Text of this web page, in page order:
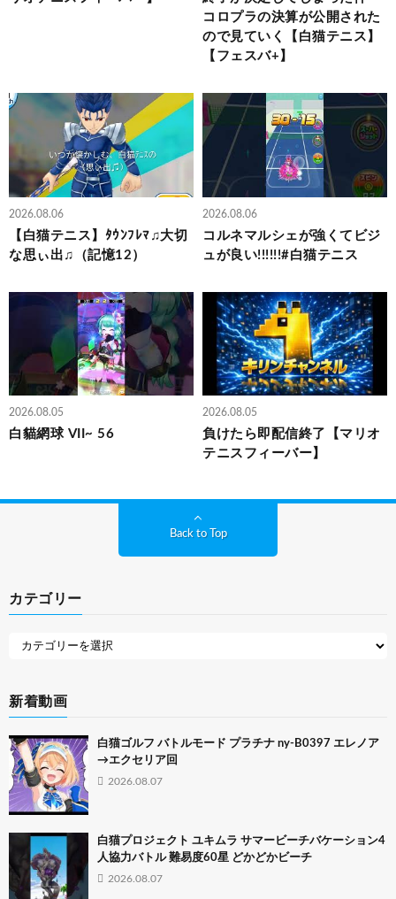
コロプラの決算が公開された
ので見ていく【白猫テニス】
【フェスバ+】
2026.08.06
【白猫テニス】ﾀｳﾝﾌﾚﾏ♫大切
な思ぃ出♫（記憶12）
2026.08.06
コルネマルシェが強くてビジ
ュが良い!!!!!!#白猫テニス
2026.08.05
白貓網球 VII~ 56
2026.08.05
負けたら即配信終了【マリオ
テニスフィーバー】
Back to Top
カテゴリー
新着動画
白猫ゴルフ バトルモード プラチナ ny-B0397 エレノア
→エクセリア回
2026.08.07
白猫プロジェクト ユキムラ サマービーチバケーション4
人協力バトル 難易度60星 どかどかビーチ
2026.08.07